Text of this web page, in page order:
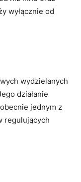
wyłącznie od
wydzielanych
działanie
jednym z
regulujących